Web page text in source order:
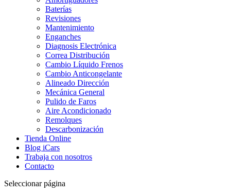
Baterías
Revisiones
Mantenimiento
Enganches
Diagnosis Electrónica
Correa Distribución
Cambio Líquido Frenos
Cambio Anticongelante
Alineado Dirección
Mecánica General
Pulido de Faros
Aire Acondicionado
Remolques
Descarbonización
Tienda Online
Blog iCars
Trabaja con nosotros
Contacto
Seleccionar página